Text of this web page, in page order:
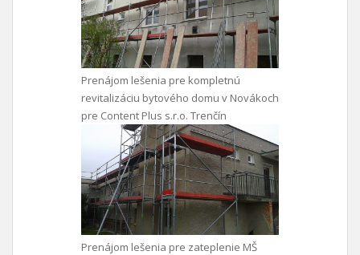
Prenájom lešenia pre kompletnú
revitalizáciu bytového domu v Novákoch
pre Content Plus s.r.o. Trenčín
Prenájom lešenia pre zateplenie MŠ